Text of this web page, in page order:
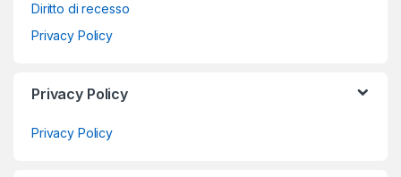
Diritto di recesso
Privacy Policy
Privacy Policy
Privacy Policy